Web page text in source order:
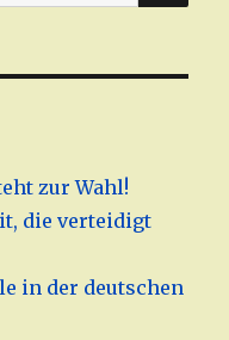
zur Wahl!
die verteidigt
in der deutschen